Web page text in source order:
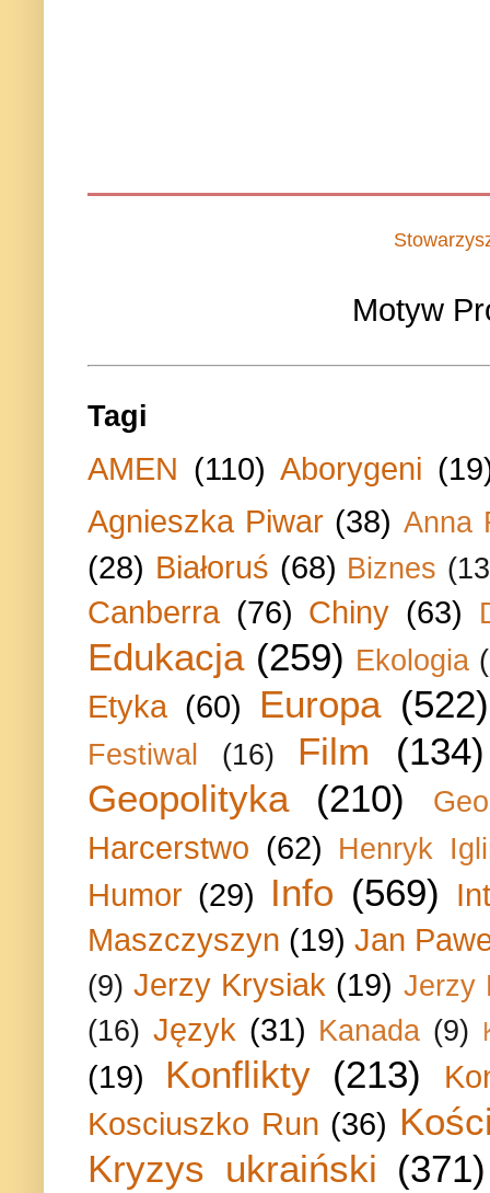
Motyw
Tagi
AMEN (110) Aborygeni
Agnieszka Piwar (38) Anna
(28) Białoruś (68) Biznes
Canberra (76) Chiny (63)
Edukacja (259) Ekologia
Etyka (60) Europa (522)
Festiwal (16) Film
(134)
Geopolityka
(210)
Harcerstwo (62) Henryk
Humor (29) Info (569)
Maszczyszyn (19) Jan
(9) Jerzy Krysiak (19) Jerzy
(16) Język (31) Kanada (9)
(19) Konflikty (213)
Kosciuszko Run (36)
Kryzys ukraiński (371)